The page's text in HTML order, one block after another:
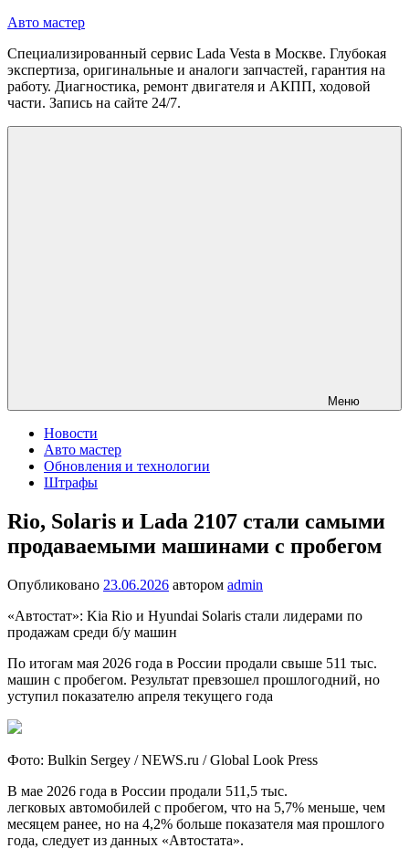
Перейти
содержимому
Авто мастер
Специализированный сервис Lada Vesta в Москве. Глубокая
экспертиза, оригинальные и аналоги запчастей, гарантия на
работу. Диагностика, ремонт двигателя и АКПП, ходовой
части. Запись на сайте 24/7.
Меню
Новости
Авто мастер
Обновления и технологии
Штрафы
Rio, Solaris и Lada 2107 стали самыми
продаваемыми машинами с пробегом
Опубликовано 23.06.2026 автором admin
«Автостат»: Kia Rio и Hyundai Solaris стали лидерами по
продажам среди б/у машин
По итогам мая 2026 года в России продали свыше 511 тыс.
машин с пробегом. Результат превзошел прошлогодний, но
уступил показателю апреля текущего года
Фото: Bulkin Sergey / NEWS.ru / Global Look Press
В мае 2026 года в России продали 511,5 тыс.
легковых автомобилей с пробегом, что на 5,7% меньше, чем
месяцем ранее, но на 4,2% больше показателя мая прошлого
года, следует из данных «Автостата».